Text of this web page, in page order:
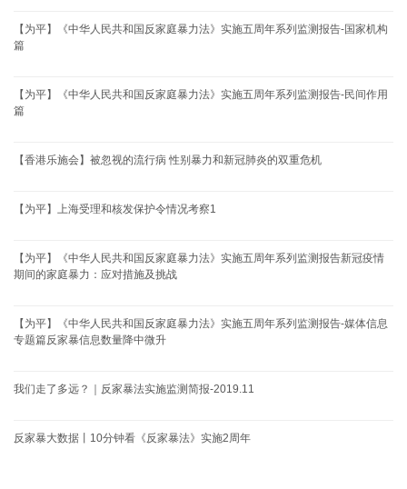
【为平】《中华人民共和国反家庭暴力法》实施五周年系列监测报告-国家机构
篇
【为平】《中华人民共和国反家庭暴力法》实施五周年系列监测报告-民间作用
篇
【香港乐施会】被忽视的流行病 性别暴力和新冠肺炎的双重危机
【为平】上海受理和核发保护令情况考察1
【为平】《中华人民共和国反家庭暴力法》实施五周年系列监测报告新冠疫情
期间的家庭暴力：应对措施及挑战
【为平】《中华人民共和国反家庭暴力法》实施五周年系列监测报告-媒体信息
专题篇反家暴信息数量降中微升
我们走了多远？｜反家暴法实施监测简报-2019.11
反家暴大数据丨10分钟看《反家暴法》实施2周年